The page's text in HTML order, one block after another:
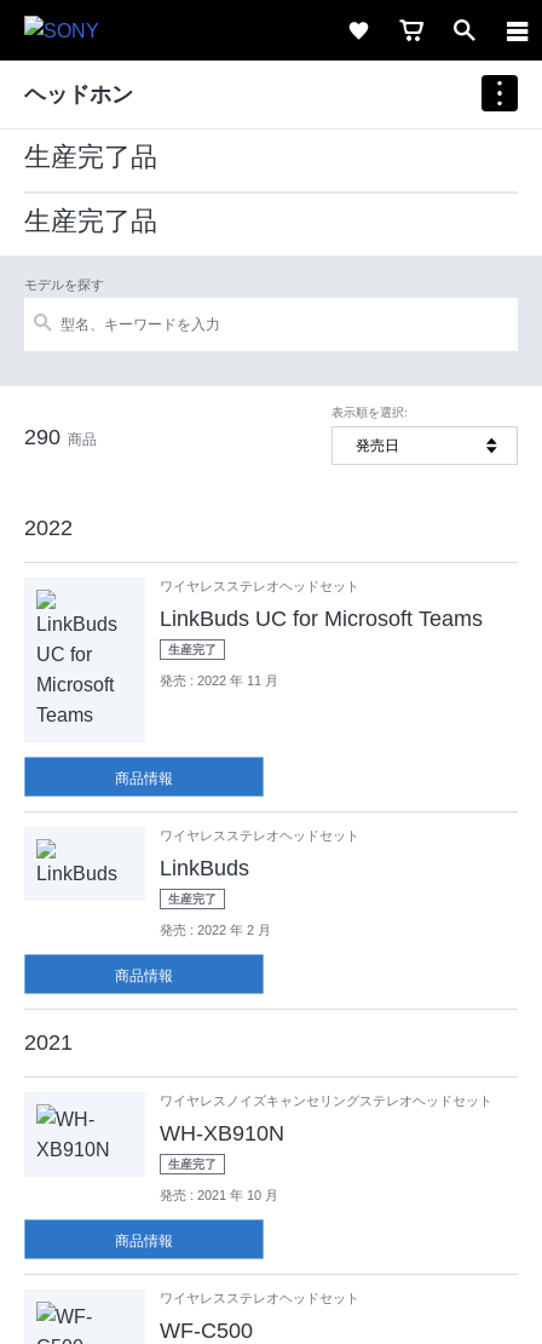
ヘッドホン
生産完了品
生産完了品
モデルを探す
290 商品
表示順を選択:
2022
ワイヤレスステレオヘッドセット
LinkBuds UC for Microsoft Teams
生産完了
発売 : 2022 年 11 月
商品情報
ワイヤレスステレオヘッドセット
LinkBuds
生産完了
発売 : 2022 年 2 月
商品情報
2021
ワイヤレスノイズキャンセリングステレオヘッドセット
WH-XB910N
生産完了
発売 : 2021 年 10 月
商品情報
ワイヤレスステレオヘッドセット
WF-C500